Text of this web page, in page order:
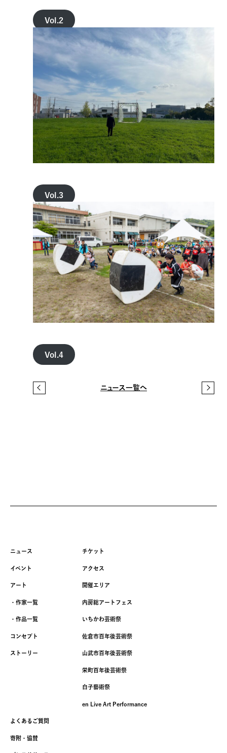
Vol.2
Vol.3
Vol.4
ニュース一覧へ
ニュース
イベント
アート
・作家一覧
・作品一覧
コンセプト
ストーリー
チケット
アクセス
開催エリア
内房総アートフェス
いちかわ芸術祭
佐倉市百年後芸術祭
山武市百年後芸術祭
栄町百年後芸術祭
白子藝術祭
en Live Art Performance
よくあるご質問
寄附・協賛